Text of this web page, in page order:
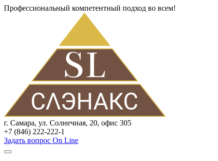
Профессиональный компетентный подход во всем!
г. Самара, ул. Солнечная, 20, офис 305
+7 (846) 222-222-1
Задать вопрос On Line